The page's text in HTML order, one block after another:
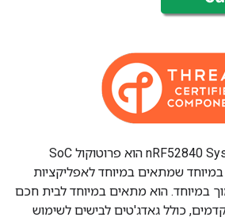
ה-nRF52840 System-on-Chip (SoC) הוא פרוטוקול SoC
במיוחד שמתאים במיוחד לאפליקציות
במיוחד. הוא מתאים במיוחד לבית חכם
כולל גאדג'טים לבישים לשימוש